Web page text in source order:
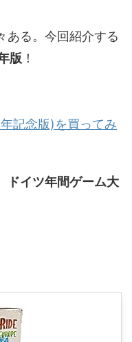
ある。今回紹介する
版 ！
記念版)を買ってみ
ドイツ年間ゲーム大